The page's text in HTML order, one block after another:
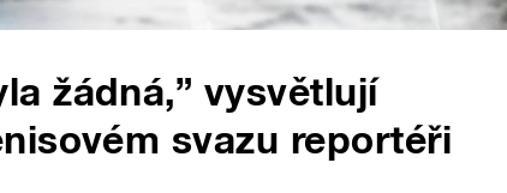
žádná,” vysvětlují
svazu reportéři